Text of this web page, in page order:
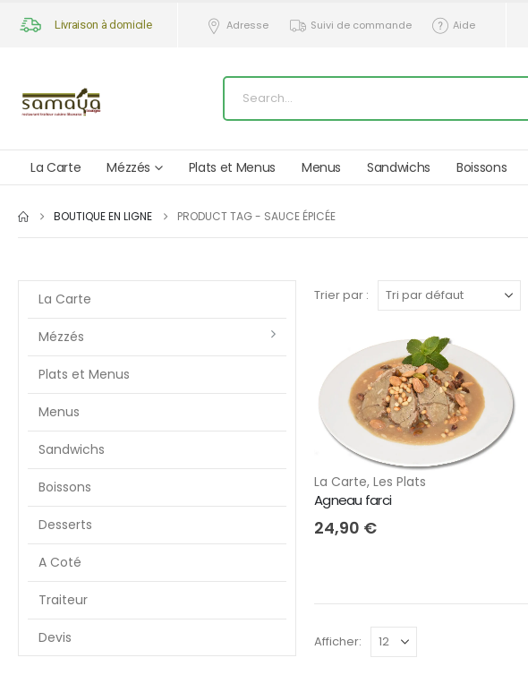
Livraison à domicile Adresse Suivi de commande Aide
La Carte Mézzés Plats et Menus Menus Sandwichs Boissons
BOUTIQUE EN LIGNE PRODUCT TAG - SAUCE ÉPICÉE
Trier par :
La Carte, Les Plats
Agneau farci
24,90 €
Afficher:
La Carte
Mézzés
Plats et Menus
Menus
Sandwichs
Boissons
Desserts
A Coté
Traiteur
Devis